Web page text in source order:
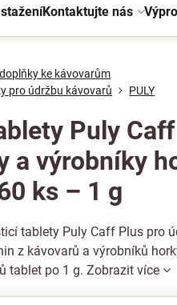
Kontaktujte nás
ke kávovarům
pro údržbu kávovarů
PULY
Puly
a výrobníky
ks – 1 g
tablety Puly Caff Plus pro
z kávovarů a výrobníků
tablet po 1 g.Zobrazit více